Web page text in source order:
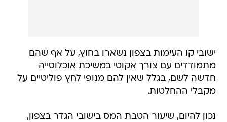
ישובי קו העימות בצפון נשארו בחוץ, על אף שהם
מתמודדים עם צורך אקוטי במשיכת אוכלוסייה
חדשה לשם, בגלל שאין להם מנופי לחץ פוליטיים על
מקבלי ההחלטות.
נכון להיום, שיעור הטבת המס בישובי הגדר בצפון,